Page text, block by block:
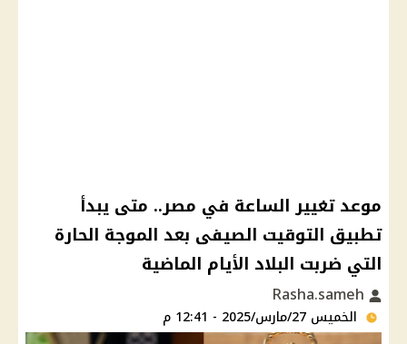
موعد تغيير الساعة في مصر.. متى يبدأ
تطبيق التوقيت الصيفى بعد الموجة الحارة
التي ضربت البلاد الأيام الماضية
الخميس 27/مارس/2025 - 12:41 م